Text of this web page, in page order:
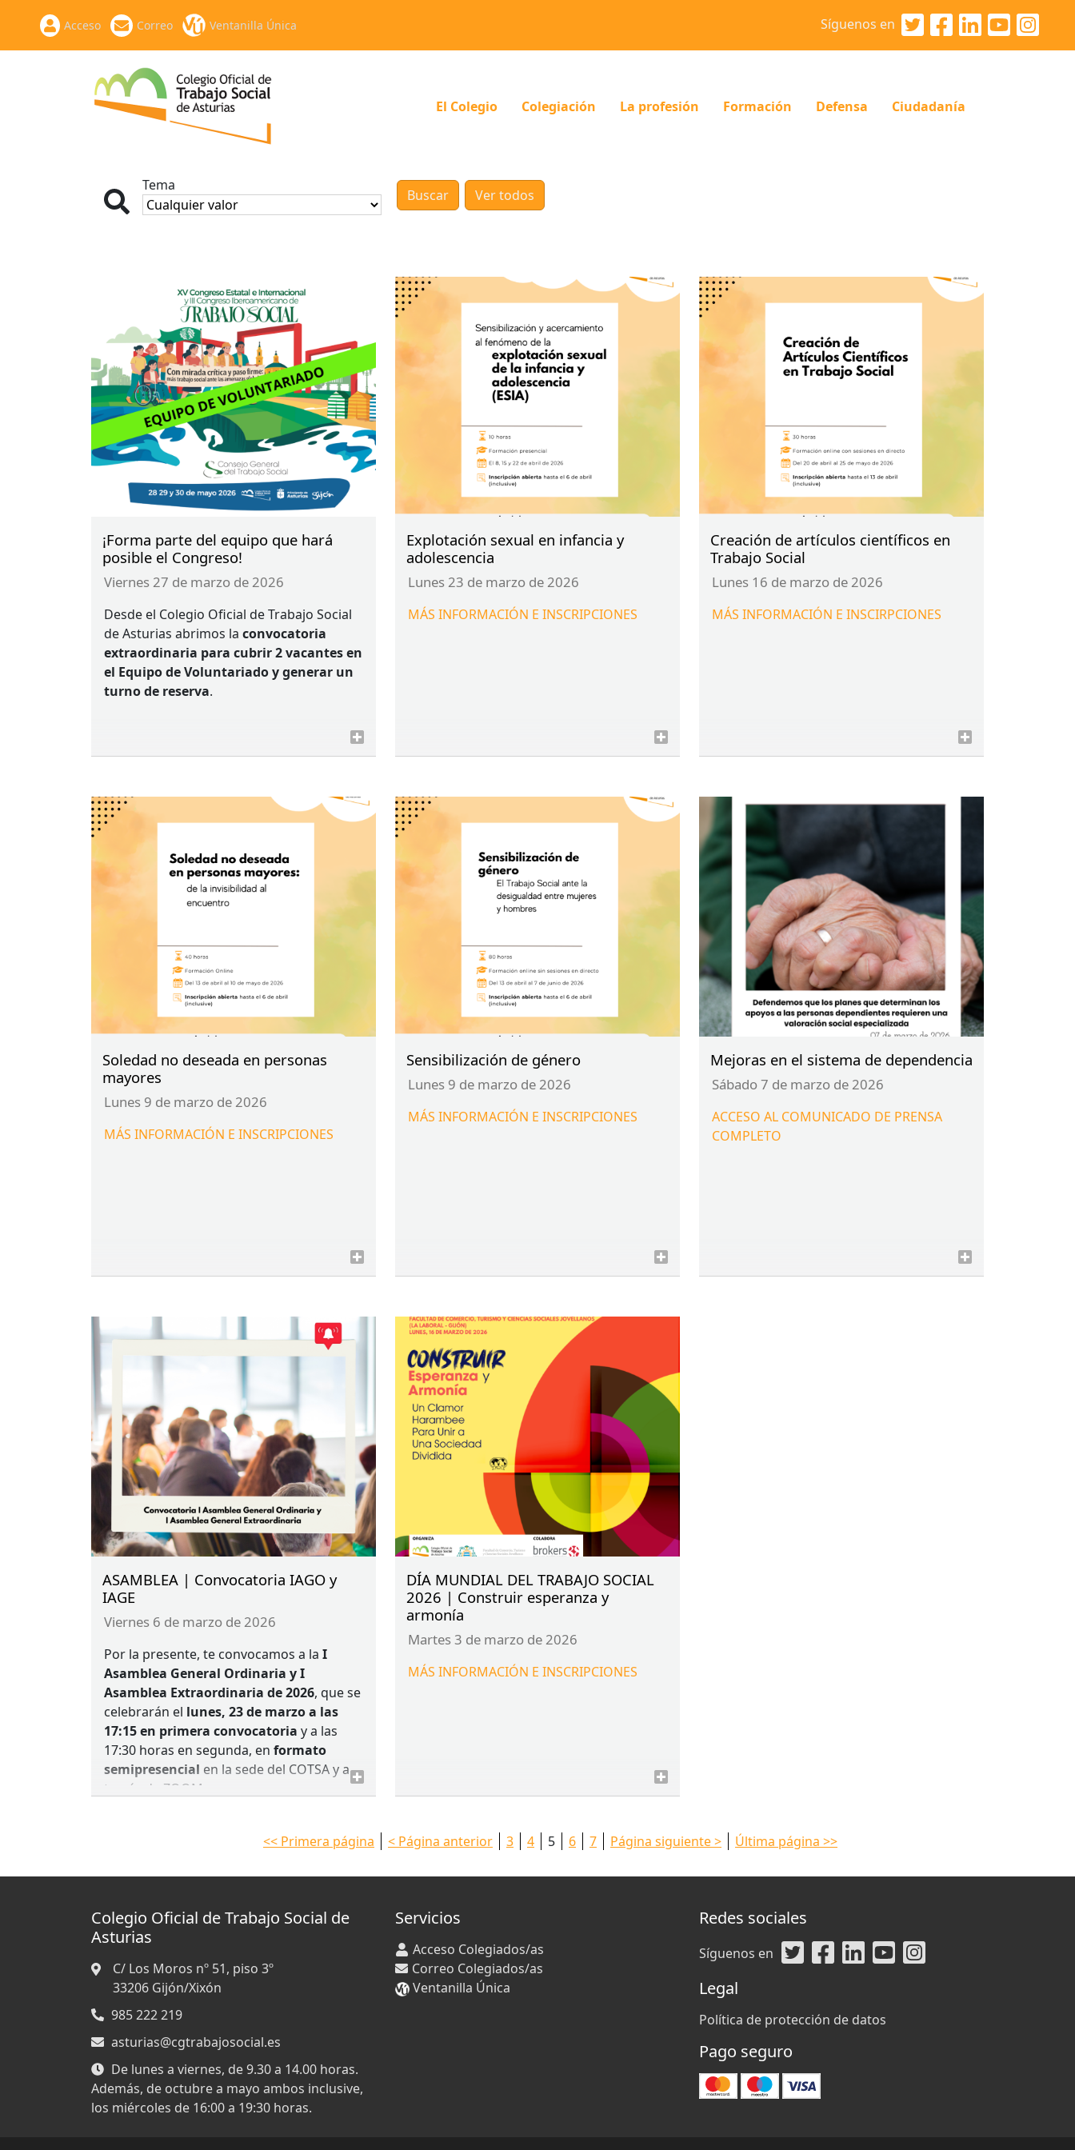
Acceso Correo Ventanilla Única Síguenos en
El Colegio Colegiación La profesión Formación Defensa Ciudadanía
Tema
¡Forma parte del equipo que hará
posible el Congreso!
viernes 27 de marzo de 2026
Desde el Colegio Oficial de Trabajo Social
de Asturias abrimos la convocatoria
extraordinaria para cubrir 2 vacantes en
el Equipo de Voluntariado y generar un
turno de reserva.
Explotación sexual en infancia y
adolescencia
lunes 23 de marzo de 2026
MÁS INFORMACIÓN E INSCRIPCIONES
Creación de artículos científicos en
Trabajo Social
lunes 16 de marzo de 2026
MÁS INFORMACIÓN E INSCIRPCIONES
Soledad no deseada en personas
mayores
lunes 9 de marzo de 2026
MÁS INFORMACIÓN E INSCRIPCIONES
Sensibilización de género
lunes 9 de marzo de 2026
MÁS INFORMACIÓN E INSCRIPCIONES
Mejoras en el sistema de dependencia
sábado 7 de marzo de 2026
ACCESO AL COMUNICADO DE PRENSA
COMPLETO
ASAMBLEA | Convocatoria IAGO y
IAGE
viernes 6 de marzo de 2026
Por la presente, te convocamos a la I
Asamblea General Ordinaria y I
Asamblea Extraordinaria de 2026, que se
celebrarán el lunes, 23 de marzo a las
17:15 en primera convocatoria y a las
17:30 horas en segunda, en formato
semipresencial en la sede del COTSAy a
través de ZOOM
DÍA MUNDIAL DEL TRABAJO SOCIAL
2026 | Construir esperanza y
armonía
martes 3 de marzo de 2026
MÁS INFORMACIÓN E INSCRIPCIONES
<< Primera página < Página anterior 3 4 5 6 7 Página siguiente > Última página >>
Colegio Oficial de Trabajo Social de
Asturias
C/ Los Moros nº 51, piso 3º
33206 Gijón/Xixón
985 222 219
asturias@cgtrabajosocial.es
De lunes a viernes, de 9.30 a 14.00 horas.
Además, de octubre a mayo ambos inclusive,
los miércoles de 16:00 a 19:30 horas.
Servicios
Acceso Colegiados/as
Correo Colegiados/as
Ventanilla Única
Redes sociales
Síguenos en
Legal
Política de protección de datos
Pago seguro